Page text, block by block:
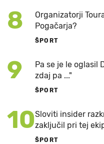
8
Organizatorji
Pogačarja?
ŠPORT
9
Pa se je le oglasil
zdaj pa ..."
ŠPORT
10Sloviti insider
zaključil pri tej
ŠPORT